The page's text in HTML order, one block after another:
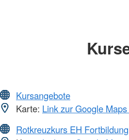
Kursangebote
Karte: Link zur Google
Rotkreuzkurs EH